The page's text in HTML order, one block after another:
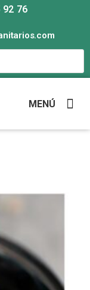
92 76
MENÚ